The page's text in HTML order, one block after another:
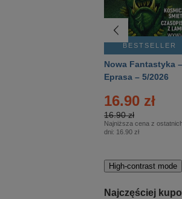
BESTSELLER
Nowa Fantastyka –
Eprasa – 5/2026
16.90 zł
16.90 zł
Najniższa cena z
dni: 16.90 zł
High-contrast mode
Najczęściej